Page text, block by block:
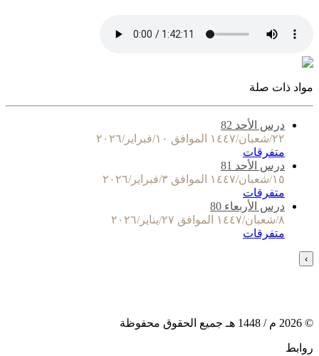
مواد ذات صلة
درس الأحد 82
٢٢/شعبان/١٤٤٧ الموافق ١٠/فبراير/٢٠٢٦
متفرقات
درس الأحد 81
١٥/شعبان/١٤٤٧ الموافق ٣/فبراير/٢٠٢٦
متفرقات
درس الأربعاء 80
٨/شعبان/١٤٤٧ الموافق ٢٧/يناير/٢٠٢٦
متفرقات
›
©
2026 م / 1448 هـ جميع الحقوق محفوظة
روابط